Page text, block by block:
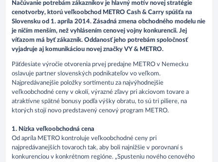
Načúvanie potrebám zákazníkov je hlavný motív novej stratégie
cenotvorby, ktorú veľkoobchod METRO Cash & Carry spúšťa na
Slovensku od 1. apríla 2014. Zásadná zmena obchodného modelu nie
je ničím menším, než vyhlásením cenovej vojny konkurencii. Jej
víťazom má byť zákazník. Oddanosť jeho potrebám spoločnosť
vyjadruje aj komunikáciou novej značky VY & METRO.
Päťdesiate výročie otvorenia prvej predajne METRO v Nemecku
oslavuje partner slovenských podnikateľov vo veľkom.
Najpredávanejšie položky sortimentu za najvýhodnejšie
veľkoobchodné ceny v okolí, výrazné zľavy pri akciovom tovare a
atraktívne spätné bonusy podľa výšky obratu, to sú tri piliere, na
ktorých stojí novo predstavený cenový program METRO.
1. Nízka veľkoobchodná cena
Od apríla METRO kontroluje veľkoobchodné ceny pri
najpredávanejších tovaroch tak, aby boli najnižšie v porovnaní s
konkurenciou v konkrétnom regióne. „Spusteniu nového cenového